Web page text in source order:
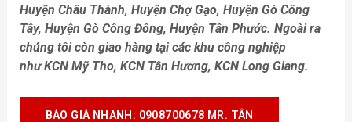
Huyện Châu Thành, Huyện Chợ Gạo, Huyện Gò Công
Tây, Huyện Gò Công Đông, Huyện Tân Phước. Ngoài ra
chúng tôi còn giao hàng tại các khu công nghiệp
nhưKCN Mỹ Tho, KCN Tân Hương, KCN Long Giang.
BÁO GIÁ NHANH : 0908700678 MR. TÂN